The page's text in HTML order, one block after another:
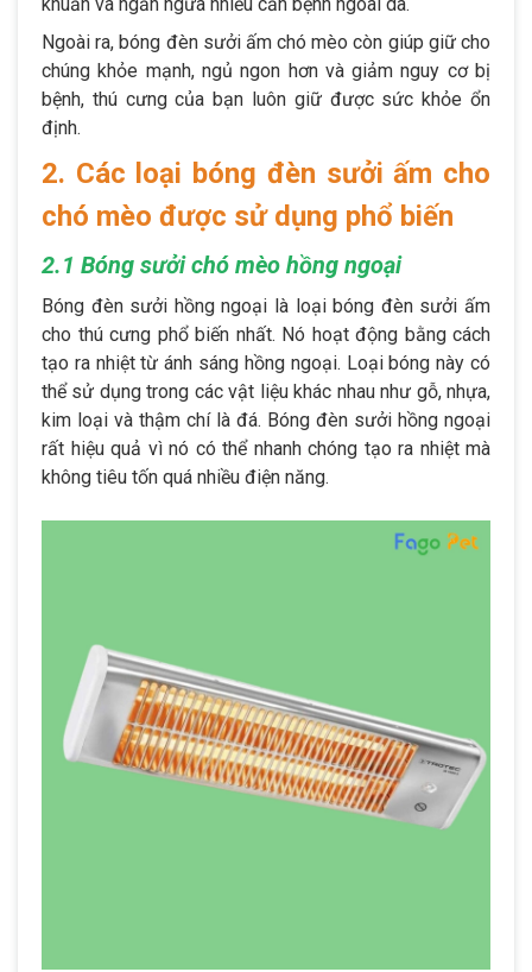
Ngoài ra, bóng đèn sưởi ấm chó mèo còn giúp giữ cho
chúng khỏe mạnh, ngủ ngon hơn và giảm nguy cơ bị
bệnh, thú cưng của bạn luôn giữ được sức khỏe ổn
định.
2. Các loại bóng đèn sưởi ấm cho
chó mèo được sử dụng phổ biến
2.1 Bóng sưởi chó mèo hồng ngoại
Bóng đèn sưởi hồng ngoại là loại bóng đèn sưởi ấm
cho thú cưng phổ biến nhất. Nó hoạt động bằng cách
tạo ra nhiệt từ ánh sáng hồng ngoại. Loại bóng này có
thể sử dụng trong các vật liệu khác nhau như gỗ, nhựa,
kim loại và thậm chí là đá. Bóng đèn sưởi hồng ngoại
rất hiệu quả vì nó có thể nhanh chóng tạo ra nhiệt mà
không tiêu tốn quá nhiều điện năng.